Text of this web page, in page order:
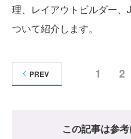
理、レイアウトビルダー
ついて紹介します。
1 2
PREV
この記事は参